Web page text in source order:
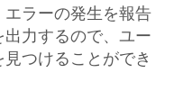
ラーの発生を報告
力するので、ユー
つけることができ